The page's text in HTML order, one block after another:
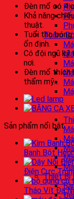
Thăm
Thiết Bị
Đèn mổ có 4
Khả năng
thuật.
Tuổi thọ
ổn định.
Có đội ngũ
nơi.
Đèn mổ thích
thẩm mỹ…
Sản phẩm nổi bật
Banh Bột
Điện Cực
Tháo Vít Đa